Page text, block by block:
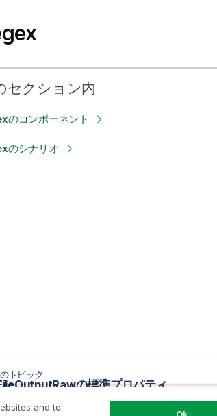
セクション内
のコンポーネント
のシナリオ
トピック
の標準プロパティ
and to